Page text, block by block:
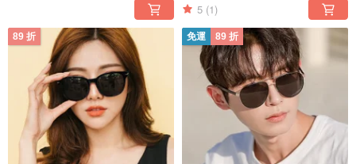
5 (1)
89 折 免運 89 折